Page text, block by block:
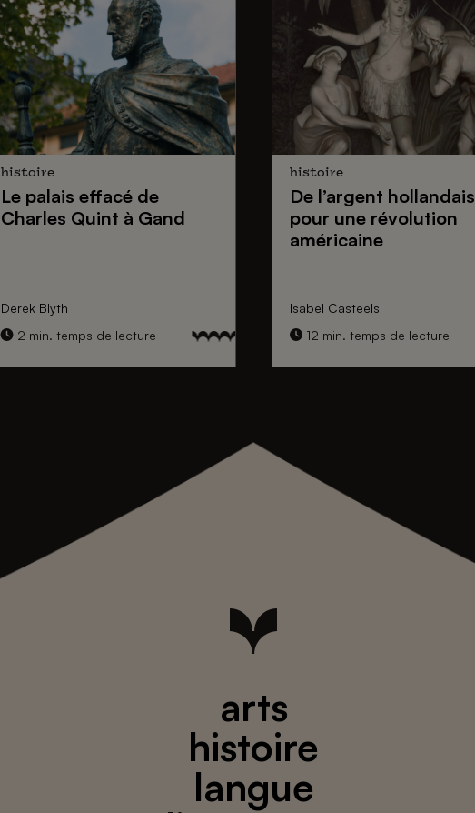
histoire
Le palais effacé de
Charles Quint à Gand
Derek Blyth
2 min. temps de lecture
histoire
De l’argent hollandais
pour une révolution
américaine
Isabel Casteels
12 min. temps de lecture
arts
histoire
langue